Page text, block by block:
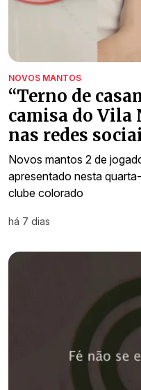
NOVOS MANTOS
“Terno de
camisa do Vila
nas redes
Novos mantos 2 de
apresentado nesta
clube colorado
há 7 dias